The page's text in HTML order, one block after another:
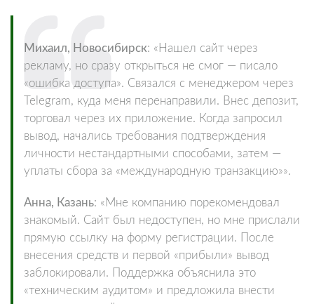
Михаил, Новосибирск: «Нашел сайт через
рекламу, но сразу открыться не смог — писало
«ошибка доступа». Связался с менеджером через
Telegram, куда меня перенаправили. Внес депозит,
торговал через их приложение. Когда запросил
вывод, начались требования подтверждения
личности нестандартными способами, затем —
уплаты сбора за «международную транзакцию»».
Анна, Казань: «Мне компанию порекомендовал
знакомый. Сайт был недоступен, но мне прислали
прямую ссылку на форму регистрации. После
внесения средств и первой «прибыли» вывод
заблокировали. Поддержка объяснила это
«техническим аудитом» и предложила внести